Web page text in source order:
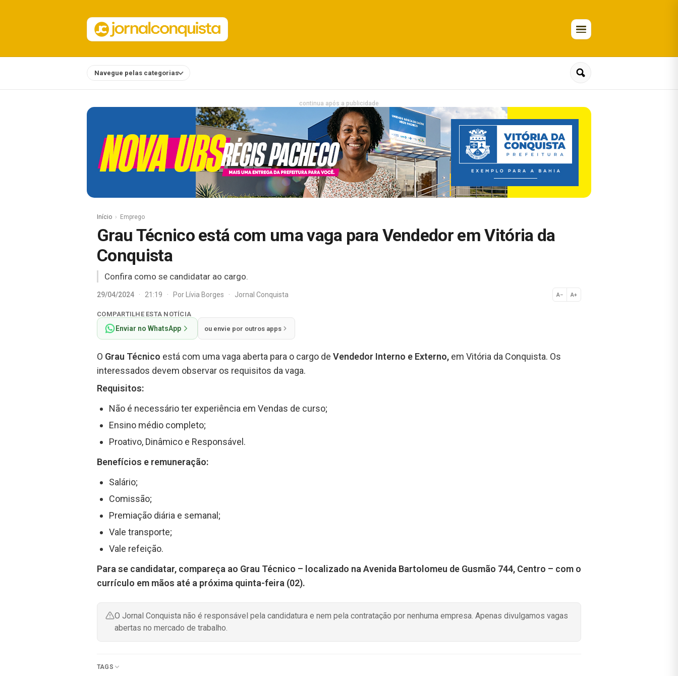
Navegue pelas categorias
continua após a publicidade
Início Emprego
Grau Técnico está com uma vaga para Vendedor em Vitória da
Conquista
Confira como se candidatar ao cargo.
29/04/2024 · 21:19 · PorLívia Borges · Jornal Conquista A− A+
Normal
COMPARTILHE ESTA NOTÍCIA
Enviar no WhatsApp ou envie por outros apps
O Grau Técnico está com uma vaga aberta para o cargo de Vendedor Interno e Externo, em Vitória da Conquista. Os
interessados devem observar os requisitos da vaga.
Requisitos:
Não é necessário ter experiência em Vendas de curso;
Ensino médio completo;
Proativo, Dinâmico e Responsável.
Benefícios e remuneração:
Salário;
Comissão;
Premiação diária e semanal;
Vale transporte;
Vale refeição.
Para se candidatar, compareça ao Grau Técnico – localizado na Avenida Bartolomeu de Gusmão 744, Centro – com o
currículo em mãos até a próxima quinta-feira (02).
O Jornal Conquista não é responsável pela candidatura e nem pela contratação por nenhuma empresa. Apenas divulgamos vagas
abertas no mercado de trabalho.
TAGS